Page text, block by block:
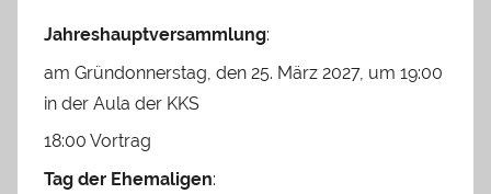
Jahreshauptversammlung:
am Gründonnerstag, den 25. März 2027, um 19:00
in der Aula der KKS
18:00 Vortrag
Tag der Ehemaligen: